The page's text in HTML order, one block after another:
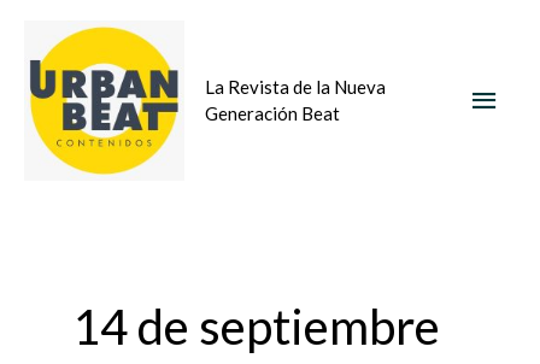
contenido
La Revista de la Nueva
Generación Beat
14 de septiembre